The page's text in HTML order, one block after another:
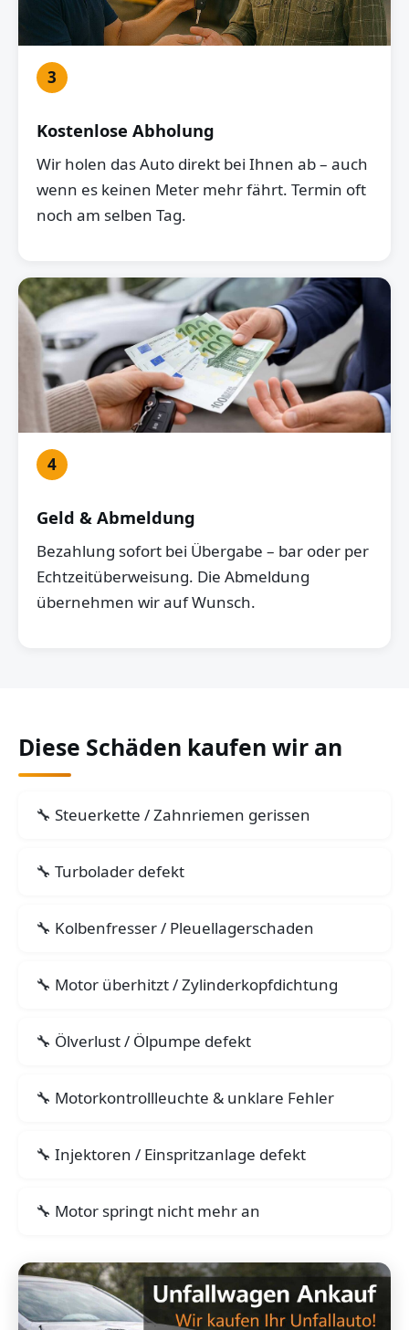
3
Kostenlose Abholung
Wir holen das Auto direkt bei Ihnen ab – auch
wenn es keinen Meter mehr fährt. Termin oft
noch am selben Tag.
4
Geld & Abmeldung
Bezahlung sofort bei Übergabe – bar oder per
Echtzeitüberweisung. Die Abmeldung
übernehmen wir auf Wunsch.
Diese Schäden kaufen wir an
Steuerkette / Zahnriemen gerissen
Turbolader defekt
Kolbenfresser / Pleuellagerschaden
Motor überhitzt / Zylinderkopfdichtung
Ölverlust / Ölpumpe defekt
Motorkontrollleuchte & unklare Fehler
Injektoren / Einspritzanlage defekt
Motor springt nicht mehr an